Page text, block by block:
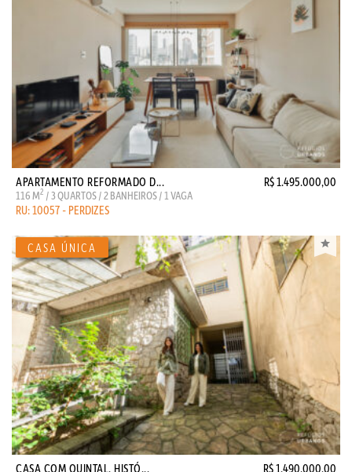
APARTAMENTO REFORMADO D... R$ 1.495.000,00
116 M2 / 3 QUARTOS / 2 BANHEIROS / 1 VAGA
RU: 10057 - PERDIZES
CASA COM QUINTAL, HISTÓ... R$ 1.490.000,00